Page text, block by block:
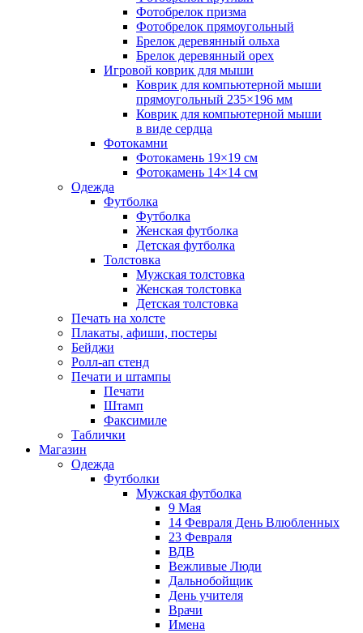
Фотобрелок призма
Фотобрелок прямоугольный
Брелок деревянный ольха
Брелок деревянный орех
Игровой коврик для мыши
Коврик для компьютерной мыши
прямоугольный 235×196 мм
Коврик для компьютерной мыши
в виде сердца
Фотокамни
Фотокамень 19×19 см
Фотокамень 14×14 см
Одежда
Футболка
Футболка
Женская футболка
Детская футболка
Толстовка
Мужская толстовка
Женская толстовка
Детская толстовка
Печать на холсте
Плакаты, афиши, постеры
Бейджи
Ролл-ап стенд
Печати и штампы
Печати
Штамп
Факсимиле
Таблички
Магазин
Одежда
Футболки
Мужская футболка
9 Мая
14 Февраля День Влюбленных
23 Февраля
ВДВ
Вежливые Люди
Дальнобойщик
День учителя
Врачи
Имена